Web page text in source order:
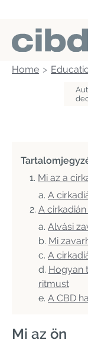
Home
Mi az a
A
A
Alvási
Mi
A
Hogyan
ritmust
A CBD
Mi az ön